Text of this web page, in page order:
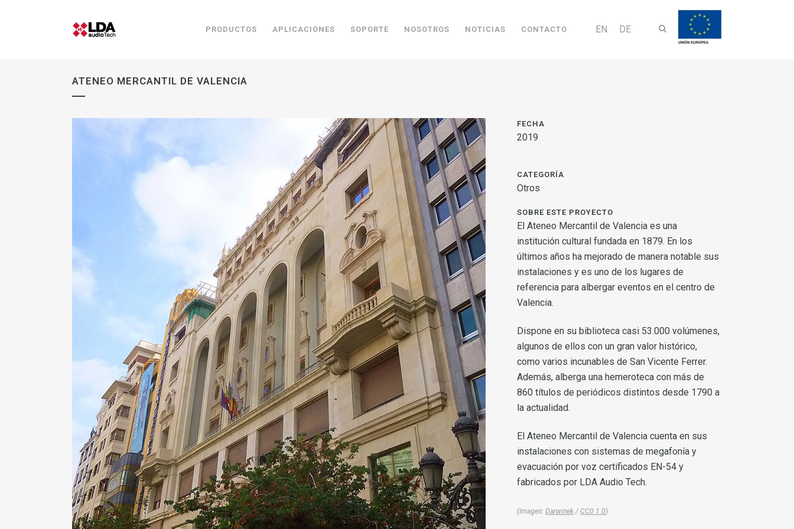
EN DE
PRODUCTOS APLICACIONES SOPORTE NOSOTROS NOTICIAS CONTACTO
ATENEO MERCANTIL DE VALENCIA
FECHA
2019
CATEGORÍA
Otros
SOBRE ESTE PROYECTO
El Ateneo Mercantil de Valencia es una
institución cultural fundada en 1879. En los
últimos años ha mejorado de manera notable sus
instalaciones y es uno de los lugares de
referencia para albergar eventos en el centro de
Valencia.
Dispone en su biblioteca casi 53.000 volúmenes,
algunos de ellos con un gran valor histórico,
como varios incunables de San Vicente Ferrer.
Además, alberga una hemeroteca con más de
860 títulos de periódicos distintos desde 1790 a
la actualidad.
El Ateneo Mercantil de Valencia cuenta en sus
instalaciones con sistemas de megafonía y
evacuación por voz certificados EN-54 y
fabricados por LDA Audio Tech.
(Imagen:Darwinek /CC0 1.0)